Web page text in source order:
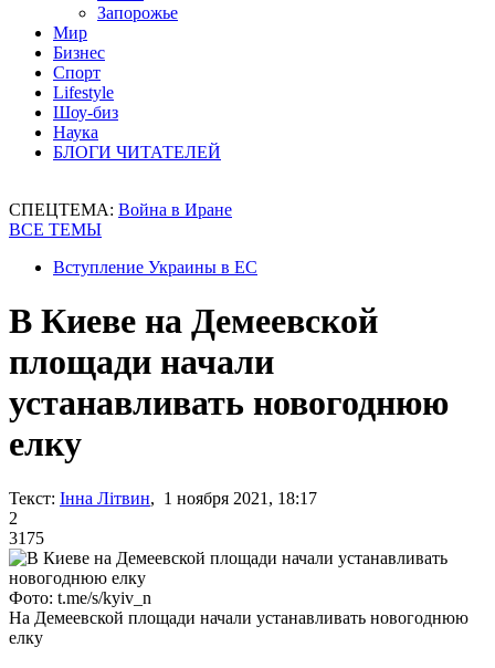
Запорожье
Мир
Бизнес
Спорт
Lifestyle
Шоу-биз
Наука
БЛОГИ ЧИТАТЕЛЕЙ
СПЕЦТЕМА: Война в Иране
ВСЕ ТЕМЫ
Вступление Украины в ЕС
В Киеве на Демеевской
площади начали
устанавливать новогоднюю
елку
Текст: Інна Літвин, 1 ноября 2021, 18:17
2
3175
Фото: t.me/s/kyiv_n
На Демеевской площади начали устанавливать новогоднюю
елку